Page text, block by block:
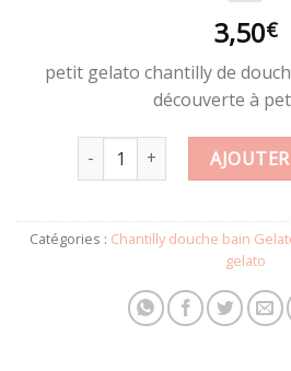
3,50€
petit gelato chantilly de
découverte à
quantité de Mini chantilly de
Catégories : Chantilly douche bain
gelato